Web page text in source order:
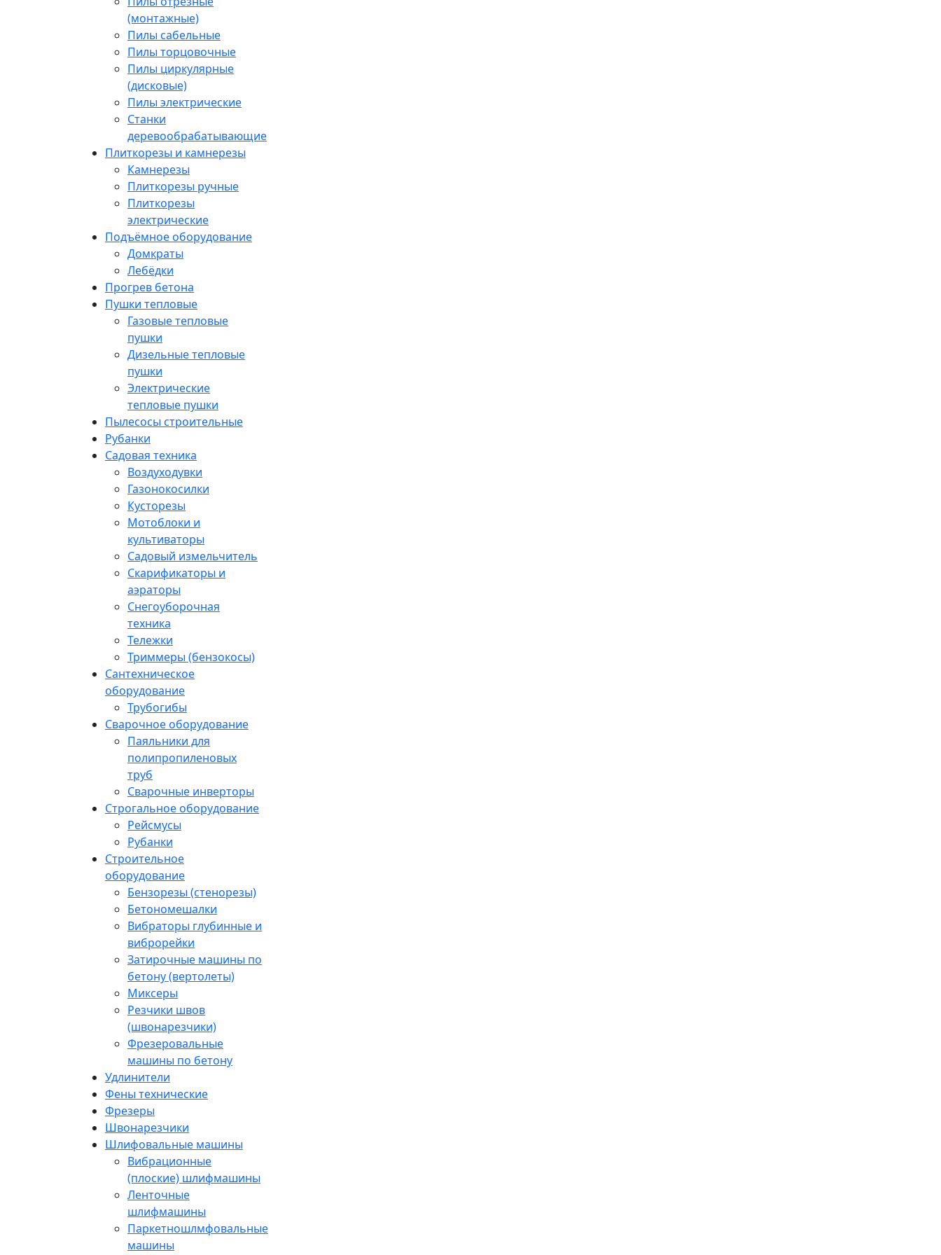
(монтажные)
Пилы сабельные
Пилы торцовочные
Пилы циркулярные
(дисковые)
Пилы электрические
Станки
деревообрабатывающие
Плиткорезы и камнерезы
Камнерезы
Плиткорезы ручные
Плиткорезы
электрические
Подъёмное оборудование
Домкраты
Лебёдки
Прогрев бетона
Пушки тепловые
Газовые тепловые
пушки
Дизельные тепловые
пушки
Электрические
тепловые пушки
Пылесосы строительные
Рубанки
Садовая техника
Воздуходувки
Газонокосилки
Кусторезы
Мотоблоки и
культиваторы
Садовый измельчитель
Скарификаторы и
аэраторы
Снегоуборочная
техника
Тележки
Триммеры (бензокосы)
Сантехническое
оборудование
Трубогибы
Сварочное оборудование
Паяльники для
полипропиленовых
труб
Сварочные инверторы
Строгальное оборудование
Рейсмусы
Рубанки
Строительное
оборудование
Бензорезы (стенорезы)
Бетономешалки
Вибраторы глубинные и
виброрейки
Затирочные машины по
бетону (вертолеты)
Миксеры
Резчики швов
(швонарезчики)
Фрезеровальные
машины по бетону
Удлинители
Фены технические
Фрезеры
Швонарезчики
Шлифовальные машины
Вибрационные
(плоские) шлифмашины
Ленточные
шлифмашины
Паркетношлмфовальные
машины